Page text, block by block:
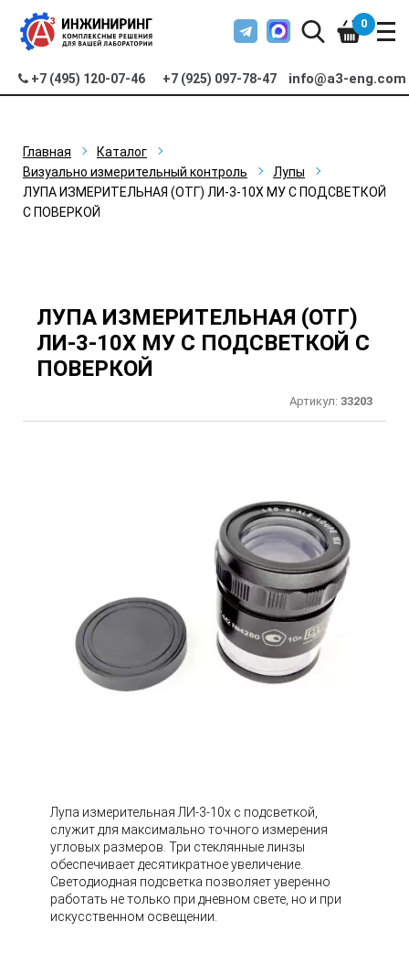
+7 (495) 120-07-46 +7 (925) 097-78-47 info@a3-eng.com
0
Главная
Каталог
Визуально измерительный контроль
Лупы
ЛУПА ИЗМЕРИТЕЛЬНАЯ (ОТГ) ЛИ-3-10Х МУ С ПОДСВЕТКОЙ
С ПОВЕРКОЙ
ЛУПА ИЗМЕРИТЕЛЬНАЯ (ОТГ)
ЛИ-3-10Х МУ С ПОДСВЕТКОЙ С
ПОВЕРКОЙ
Артикул: 33203
Лупа измерительная ЛИ-3-10х с подсветкой,
служит для максимально точного измерения
угловых размеров. Три стеклянные линзы
обеспечивает десятикратное увеличение.
Светодиодная подсветка позволяет уверенно
работать не только при дневном свете, но и при
искусственном освещении.